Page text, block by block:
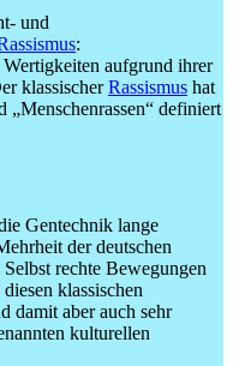
und
:
aufgrund ihrer
klassischerRassismus hat
„Menschenrassen“ definiert
Gentechnik lange
der deutschen
rechte Bewegungen
klassischen
damit aber auch sehr
kulturellen